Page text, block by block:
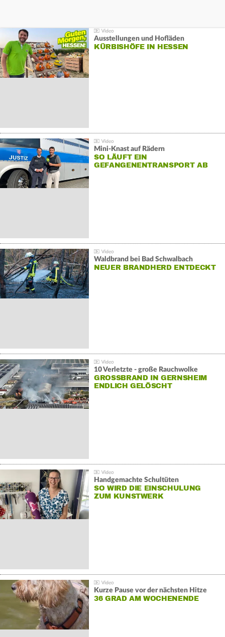
Ausstellungen und Hofläden
KÜRBISHÖFE IN HESSEN
Mini-Knast auf Rädern
SO LÄUFT EIN
GEFANGENENTRANSPORT AB
Waldbrand bei Bad Schwalbach
NEUER BRANDHERD ENTDECKT
10 Verletzte - große Rauchwolke
GROSSBRAND IN GERNSHEIM E
NDLICH GELÖSCHT
Handgemachte Schultüten
SO WIRD DIE EINSCHULUNG
ZUM KUNSTWERK
Kurze Pause vor der nächsten Hitze
36 GRAD AM WOCHENENDE